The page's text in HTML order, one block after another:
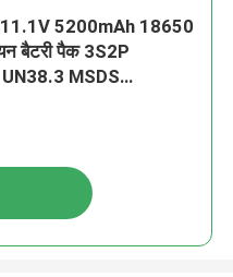
5200mAh 18650
बैटरी पैक 3S2P
MSDS